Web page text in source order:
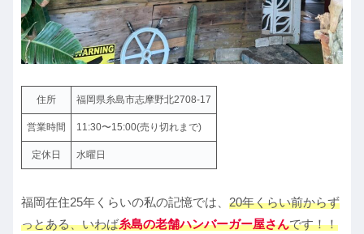
住所 福岡県糸島市志摩野北2708-17
営業時間 11:30〜15:00(売り切れまで)
定休日 水曜日
福岡在住25年くらいの私の記憶では、 20年くらい前からず
っとある、いわば糸島の老舗ハンバーガー屋さんです！！